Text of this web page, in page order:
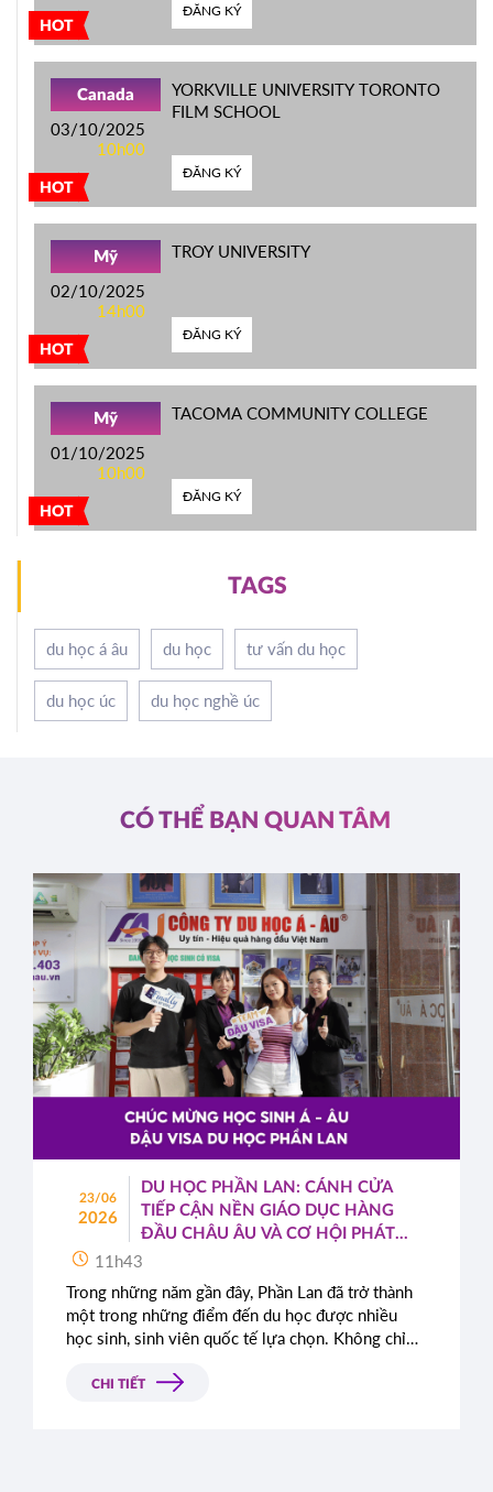
HOT
ĐĂNG KÝ
HOT
Canada
03/10/2025
10h00
YORKVILLE UNIVERSITY TORONTO
FILM SCHOOL
ĐĂNG KÝ
HOT
Mỹ
02/10/2025
14h00
TROY UNIVERSITY
ĐĂNG KÝ
HOT
Mỹ
01/10/2025
10h00
TACOMA COMMUNITY COLLEGE
ĐĂNG KÝ
TAGS
du học á âu du học tư vấn du học
du học úc du học nghề úc
CÓ THỂ BẠN QUAN TÂM
23/06
2026
DU HỌC PHẦN LAN: CÁNH CỬA
TIẾP CẬN NỀN GIÁO DỤC HÀNG
ĐẦU CHÂU ÂU VÀ CƠ HỘI PHÁT
TRIỂN TOÀN CẦU
11h43
Trong những năm gần đây, Phần Lan đã trở thành
một trong những điểm đến du học được nhiều
học sinh, sinh viên quốc tế lựa chọn. Không chỉ
quốc gia Bắc Âu này còn được đánh giá cao nhờ
CHI TIẾT